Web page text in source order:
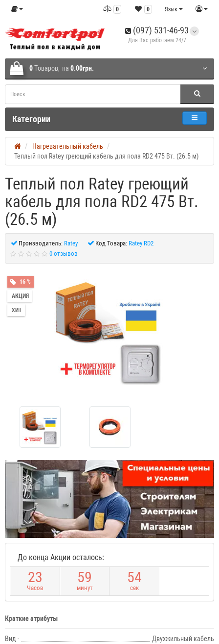
Язык
0
0
(097) 531-46-93
Для Вас работаем 24/7
0Tоваров, на 0.00грн.
Категории
Нагревательный кабель
Теплый пол Ratey греющий кабель для пола RD2 475 Вт. (26.5 м)
Теплый пол Ratey греющий
кабель для пола RD2 475 Вт.
(26.5 м)
Производитель: Ratey Код Товара: Ratey RD2
0 отзывов
-16 %
АКЦИЯ
ХИТ
До конца Акции осталось:
23
Часов
59
минут
54
сек
Краткие атрибуты
Вид -
Двухжильный кабель